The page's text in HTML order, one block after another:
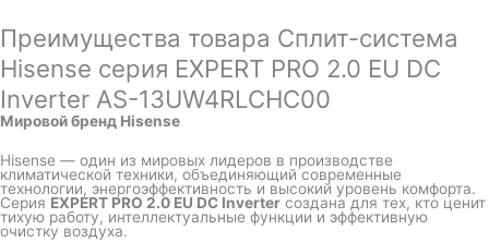
Преимущества товара Сплит-система
Hisense серия EXPERT PRO 2.0 EU DC
Inverter AS-13UW4RLCHC00
Мировой бренд Hisense
Hisense — один из мировых лидеров в производстве
климатической техники, объединяющий современные
технологии, энергоэффективность и высокий уровень комфорта.
Серия EXPERT PRO 2.0 EU DC Inverter создана для тех, кто ценит
тихую работу, интеллектуальные функции и эффективную
очистку воздуха.